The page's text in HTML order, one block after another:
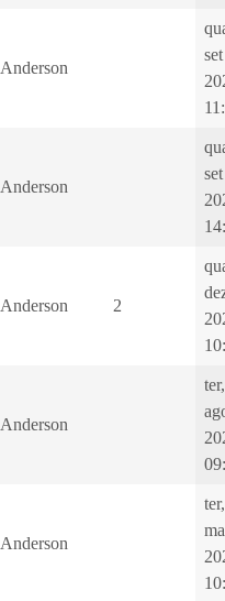
Anderson
set
Anderson
set
Anderson 2
Anderson
Anderson